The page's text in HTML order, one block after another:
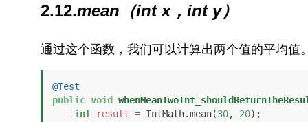
2.12.mean（int x，int y）
通过这个函数，我们可以计算出两个值的平均值
@Test
public void
int
result = IntMath.mean(30, 20);